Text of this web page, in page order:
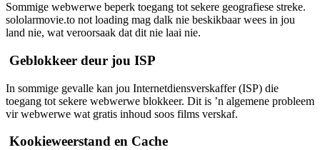
Sommige webwerwe beperk toegang tot sekere geografiese streke.
sololarmovie.to not loading mag dalk nie beskikbaar wees in jou
land nie, wat veroorsaak dat dit nie laai nie.
Geblokkeer deur jou ISP
In sommige gevalle kan jou Internetdiensverskaffer (ISP) die
toegang tot sekere webwerwe blokkeer. Dit is ’n algemene probleem
vir webwerwe wat gratis inhoud soos films verskaf.
Kookieweerstand en Cache